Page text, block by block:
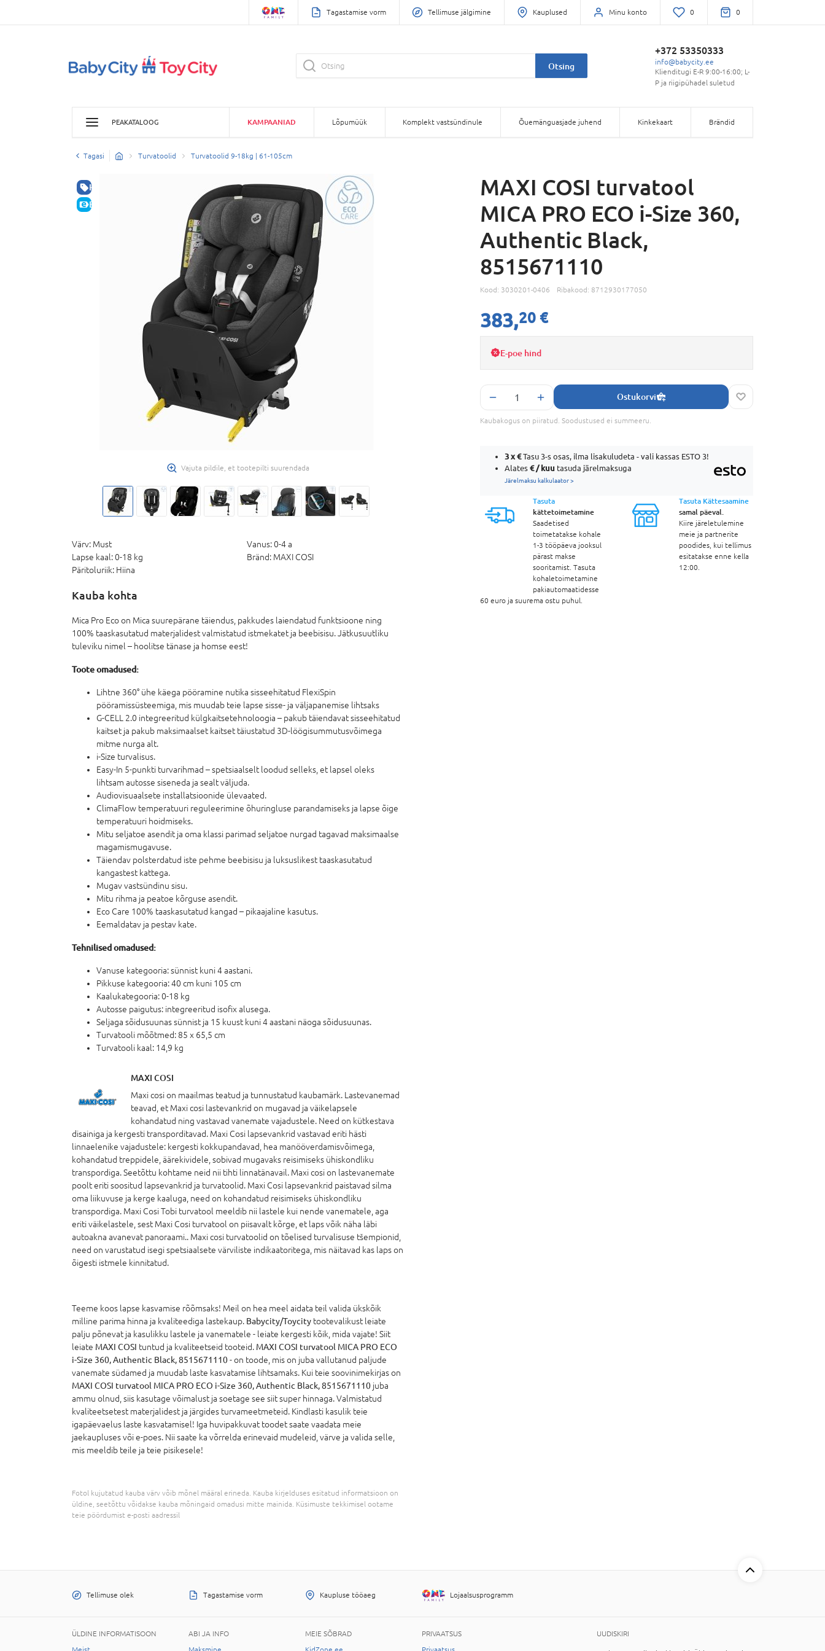
Tagastamise vorm Tellimuse jälgimine Kauplused Minu konto 0 0
Otsing
+372 53350333
info@babycity.ee
Klienditugi E-R 9:00-16:00; L-
P ja riigipühadel suletud
PEAKATALOOG KAMPAANIAD Lõpumüük Komplekt vastsündinule Õuemänguasjade juhend Kinkekaart Brändid
Tagasi Turvatoolid Turvatoolid 9-18kg | 61-105cm
HEA HIND
E-HIND
Vajuta pildile, et tootepilti suurendada
Värv: Must Vanus:0-4 a
Lapse kaal:0-18 kg Bränd: MAXI COSI
Päritoluriik: Hiina
Kauba kohta
Mica Pro Eco on Mica suurepärane täiendus, pakkudes laiendatud funktsioone ning
100% taaskasutatud materjalidest valmistatud istmekatet ja beebisisu. Jätkusuutliku
tuleviku nimel – hoolitse tänase ja homse eest!
Toote omadused:
Lihtne 360° ühe käega pööramine nutika sisseehitatud FlexiSpin
pööramissüsteemiga, mis muudab teie lapse sisse- ja väljapanemise lihtsaks
G-CELL 2.0 integreeritud külgkaitsetehnoloogia – pakub täiendavat sisseehitatud
kaitset ja pakub maksimaalset kaitset täiustatud 3D-löögisummutusvõimega
mitme nurga alt.
i-Size turvalisus.
Easy-In 5-punkti turvarihmad – spetsiaalselt loodud selleks, et lapsel oleks
lihtsam autosse siseneda ja sealt väljuda.
Audiovisuaalsete installatsioonide ülevaated.
ClimaFlow temperatuuri reguleerimine õhuringluse parandamiseks ja lapse õige
temperatuuri hoidmiseks.
Mitu seljatoe asendit ja oma klassi parimad seljatoe nurgad tagavad maksimaalse
magamismugavuse.
Täiendav polsterdatud iste pehme beebisisu ja luksuslikest taaskasutatud
kangastest kattega.
Mugav vastsündinu sisu.
Mitu rihma ja peatoe kõrguse asendit.
Eco Care 100% taaskasutatud kangad – pikaajaline kasutus.
Eemaldatav ja pestav kate.
Tehnilised omadused:
Vanuse kategooria: sünnist kuni 4 aastani.
Pikkuse kategooria: 40 cm kuni 105 cm
Kaalukategooria: 0-18 kg
Autosse paigutus: integreeritud isofix alusega.
Seljaga sõidusuunas sünnist ja 15 kuust kuni 4 aastani näoga sõidusuunas.
Turvatooli mõõtmed: 85 x 65,5 cm
Turvatooli kaal: 14,9 kg
MAXI COSI
Maxi cosi on maailmas teatud ja tunnustatud kaubamärk. Lastevanemad
teavad, et Maxi cosi lastevankrid on mugavad ja väikelapsele
kohandatud ning vastavad vanemate vajadustele. Need on kütkestava
disainiga ja kergesti transporditavad. Maxi Cosi lapsevankrid vastavad eriti hästi
linnaelenike vajadustele: kergesti kokkupandavad, hea manööverdamisvõimega,
kohandatud treppidele, äärekividele, sobivad mugavaks reisimiseks ühiskondliku
transpordiga. Seetõttu kohtame neid nii tihti linnatänavail. Maxi cosi on lastevanemate
poolt eriti soositud lapsevankrid ja turvatoolid. Maxi Cosi lapsevankrid paistavad silma
oma liikuvuse ja kerge kaaluga, need on kohandatud reisimiseks ühiskondliku
transpordiga. Maxi Cosi Tobi turvatool meeldib nii lastele kui nende vanematele, aga
eriti väikelastele, sest Maxi Cosi turvatool on piisavalt kõrge, et laps võik näha läbi
autoakna avanevat panoraami.. Maxi cosi turvatoolid on tõelised turvalisuse tšempionid,
need on varustatud isegi spetsiaalsete värviliste indikaatoritega, mis näitavad kas laps on
õigesti istmele kinnitatud.
Teeme koos lapse kasvamise rõõmsaks! Meil on hea meel aidata teil valida ükskõik
milline parima hinna ja kvaliteediga lastekaup. Babycity/Toycity tootevalikust leiate
palju põnevat ja kasulikku lastele ja vanematele - leiate kergesti kõik, mida vajate! Siit
leiate MAXI COSI tuntud ja kvaliteetseid tooteid. MAXI COSI turvatool MICA PRO ECO
i-Size 360, Authentic Black, 8515671110- on toode, mis on juba vallutanud paljude
vanemate südamed ja muudab laste kasvatamise lihtsamaks. Kui teie soovinimekirjas on
MAXI COSI turvatool MICA PRO ECO i-Size 360, Authentic Black, 8515671110 juba
ammu olnud, siis kasutage võimalust ja soetage see siit super hinnaga. Valmistatud
kvaliteetsetest materjalidest ja järgides turvameetmeteid. Kindlasti kasulik teie
igapäevaelus laste kasvatamisel! Iga huvipakkuvat toodet saate vaadata meie
jaekaupluses või e-poes. Nii saate ka võrrelda erinevaid mudeleid, värve ja valida selle,
mis meeldib teile ja teie pisikesele!
Fotol kujutatud kauba värv võib mõnel määral erineda. Kauba kirjelduses esitatud informatsioon on
üldine, seetõttu võidakse kauba mõningaid omadusi mitte mainida. Küsimuste tekkimisel ootame
teie pöördumist e-posti aadressil
MAXI COSI turvatool
MICA PRO ECO i-Size 360,
Authentic Black,
8515671110
Kood: 3030201-0406 Ribakood: 8712930177050
383,20 €
E-poe hind
Ostukorvi
Kaubakogus on piiratud. Soodustused ei summeeru.
3 x€Tasu 3-s osas, ilma lisakuludeta - vali kassas ESTO 3!
Alates € / kuu tasuda järelmaksuga
Järelmaksu kalkulaator >
Tasuta
kättetoimetamine
Saadetised
toimetatakse kohale
1-3 tööpäeva jooksul
pärast makse
sooritamist. Tasuta
kohaletoimetamine
pakiautomaatidesse
60 euro ja suurema ostu puhul.
Tasuta Kättesaamine
samal päeval.
Kiire järeletulemine
meie ja partnerite
poodides, kui tellimus
esitatakse enne kella
12:00.
Tellimuse olek Tagastamise vorm Kaupluse tööaeg Lojaalsusprogramm
ÜLDINE INFORMATISOON
ABI JA INFO
MEIE SÕBRAD
PRIVAATSUS
UUDISKIRI